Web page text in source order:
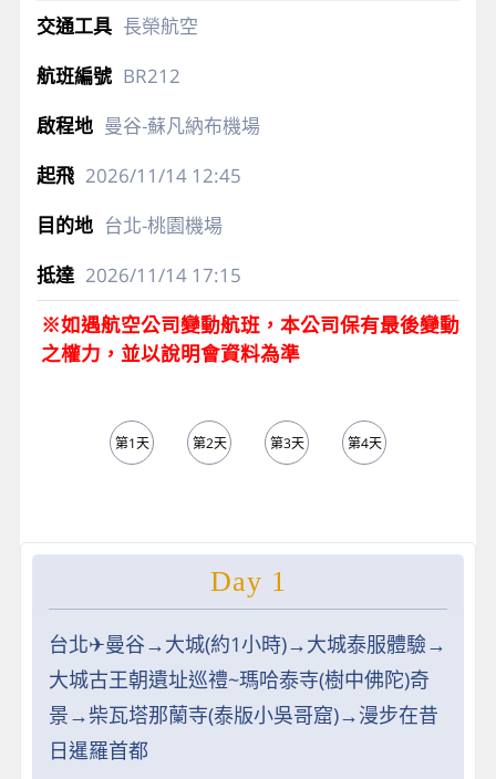
長榮航空
BR212
曼谷-蘇凡納布機場
2026/11/1412:45
台北-桃園機場
2026/11/1417:15
※如遇航空公司變動航班，本公司保有最後變動
之權力，並以說明會資料為準
第1天 第2天 第3天 第4天
Day 1
台北✈曼谷→大城(約1小時)→大城泰服體驗→
大城古王朝遺址巡禮~瑪哈泰寺(樹中佛陀)奇
景→柴瓦塔那蘭寺(泰版小吳哥窟)→漫步在昔
日暹羅首都